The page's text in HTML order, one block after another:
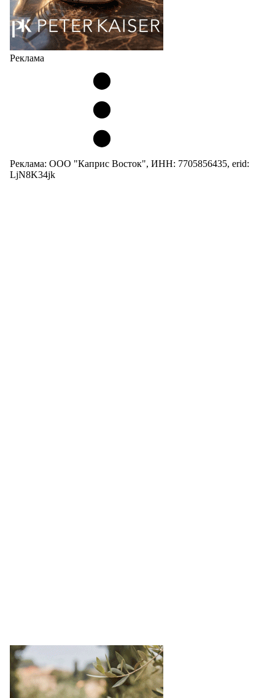
Реклама
Реклама: ООО "Каприс Восток", ИНН: 7705856435, erid:
LjN8K34jk